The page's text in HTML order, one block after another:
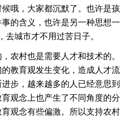
哦，大家都沉默了。也许是孩
的含义，也许是另一种思想一
去城市才不用过苦日子。
农村也是需要人才和技术的。
教育观发生变化，造成人才流
步，越来越多的人已经意思到
观念上也产生了不同角度的分
观念有些偏激。所以支持农村